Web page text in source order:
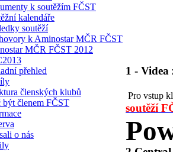
k soutěžím FČST
kalendáře
soutěží
k Aminostar MČR FČST
MČR FČST 2012
přehled
členských klubů
být členem FČST
o nás
1 - Videa
Pro vstup
soutěží